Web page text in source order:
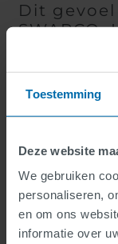
Toestemming
Deze website
We gebruiken
personaliseren,
en om ons
informatie over
Dit
de
ons WIJ,
groeiend
om daar
Bekijk
solliciteer